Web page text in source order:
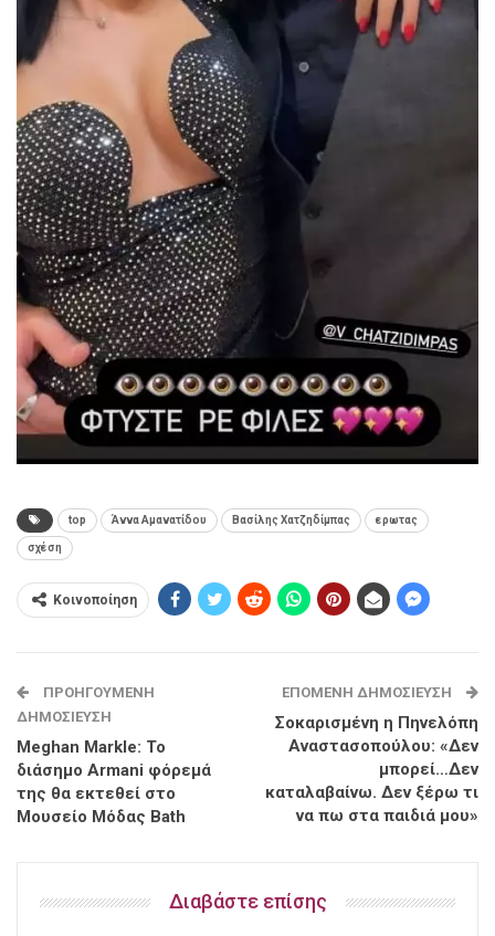
top Άννα Αμανατίδου Βασίλης Χατζηδίμπας ερωτας
σχέση
Κοινοποίηση
ΠΡΟΗΓΟΎΜΕΝΗ
ΔΗΜΟΣΊΕΥΣΗ
Meghan Markle: Το
διάσημο Armani φόρεμά
της θα εκτεθεί στο
Μουσείο Μόδας Bath
ΕΠΌΜΕΝΗ ΔΗΜΟΣΊΕΥΣΗ
Σοκαρισμένη η Πηνελόπη
Αναστασοπούλου: «Δεν
μπορεί…Δεν
καταλαβαίνω. Δεν ξέρω τι
να πω στα παιδιά μου»
Διαβάστε επίσης